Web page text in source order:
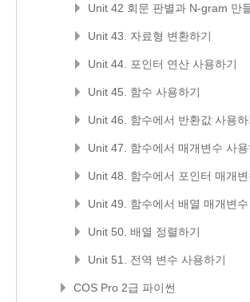
Unit 42 회문 판별과 N-gram 만
Unit 43. 자료형 변환하기
Unit 44. 포인터 연산 사용하기
Unit 45. 함수 사용하기
Unit 46. 함수에서 반환값 사용하
Unit 47. 함수에서 매개변수 사용
Unit 48. 함수에서 포인터 매개
Unit 49. 함수에서 배열 매개변
Unit 50. 배열 정렬하기
Unit 51. 전역 변수 사용하기
COS Pro 2급 파이썬